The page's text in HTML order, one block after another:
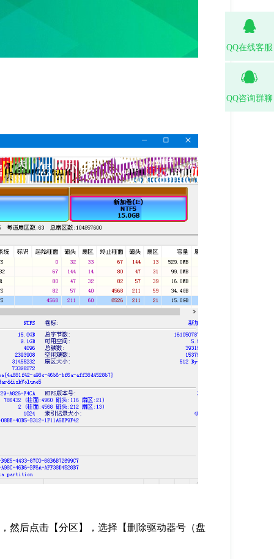
然后点击【分区】，选择【删除驱动器号（盘
QQ在线客服
QQ咨询群聊